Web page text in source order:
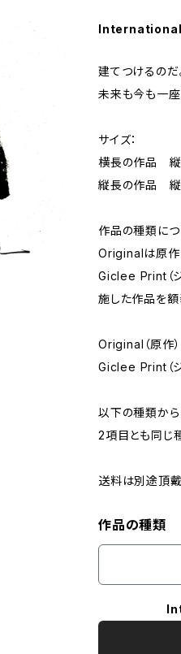
建てつけるのだ
未来も今も一座
サイズ：
横長の作品
縦長の作品
作品の種類につ
Originalは原作
Giclee Print（ジ
施した作品を額
Original（原作
Giclee Print（
以下の種類か
2項目とも同じ
送料は別途頂戴
作品の種類